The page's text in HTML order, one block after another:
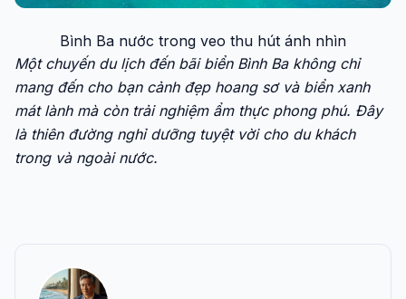
Bình Ba nước trong veo thu hút ánh nhìn
Một chuyến du lịch đến bãi biển Bình Ba không chỉ
mang đến cho bạn cảnh đẹp hoang sơ và biển xanh
mát lành mà còn trải nghiệm ẩm thực phong phú. Đây
là thiên đường nghỉ dưỡng tuyệt vời cho du khách
trong và ngoài nước.